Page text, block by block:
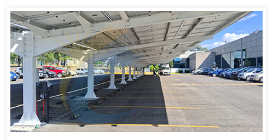
System mit Vorschaltgerät (ohne Durchdringung)
ermöglicht eine bis zu 20 % höhere
Sonnenstrahlungsdichte auf der Solara...